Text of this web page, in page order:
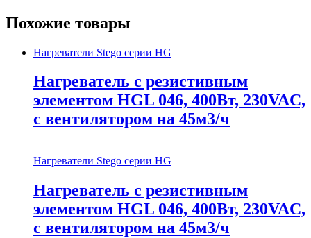
Похожие товары
Нагреватели Stego серии HG
Нагреватель с резистивным
элементом HGL 046, 400Вт, 230VAC,
с вентилятором на 45м3/ч
Нагреватели Stego серии HG
Нагреватель с резистивным
элементом HGL 046, 400Вт, 230VAC,
с вентилятором на 45м3/ч